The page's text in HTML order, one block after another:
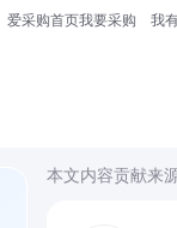
爱采购首页我要采购 我
本文内容贡献来源